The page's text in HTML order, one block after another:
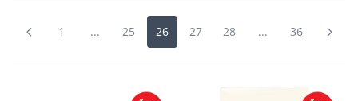
1 ... 25 26 27 28 ... 36